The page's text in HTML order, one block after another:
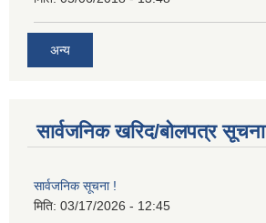
अन्य
सार्वजनिक खरिद/बोलपत्र सूचना
सार्वजनिक सूचना !
मिति: 03/17/2026 - 12:45